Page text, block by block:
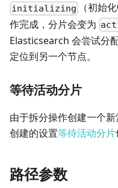
initializing
（初始
作完成，分片会变为
Elasticsearch 会尝试分
定位到另一个节点。
等待活动分片
由于拆分操作创建一个
创建的设置等待活动分片
路径参数